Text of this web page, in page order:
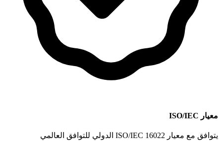
معيار ISO/IEC
يتوافق مع معيار ISO/IEC 16022 الدولي للتوافق العالمي